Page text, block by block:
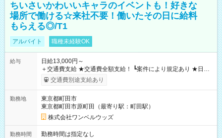
ちいさいかわいいキャラのイベントも！好きな
場所で働ける☆来社不要！働いたその日に給料
もらえる◎/T1
アルバイト 職種未経験OK
給与
日給13,000円～
＋交通費支給 ★交通費全額支給！ ┗案件により規定あり ★日払
いOK！（規定あり） ┗働いたその日に現金GET♪ お仕事後はコ
ンビニATMから 日払い分を引き落とせます！ 【試用期間】試
交通費別途支給あり
勤務地
東京都町田市
東京都町田市原町田（最寄り駅：町田駅）
株式会社ワンベルウッズ
勤務時間
勤務時間は指定なし